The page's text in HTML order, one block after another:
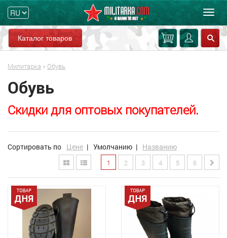
Каталог товаров
Милитарка » Обувь
Обувь
Скидки для оптовых покупателей.
Сортировать по Цене | Умолчанию | Названию
1 2 3 4 5 6